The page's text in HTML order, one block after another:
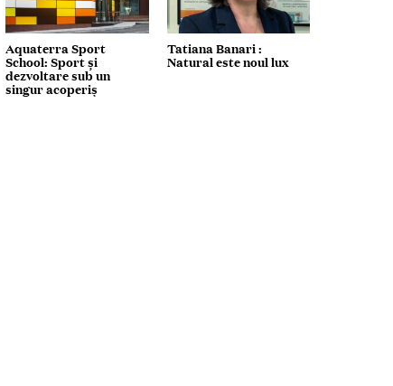
Aquaterra Sport
School: Sport și
dezvoltare sub un
singur acoperiș
Tatiana Banari :
Natural este noul lux